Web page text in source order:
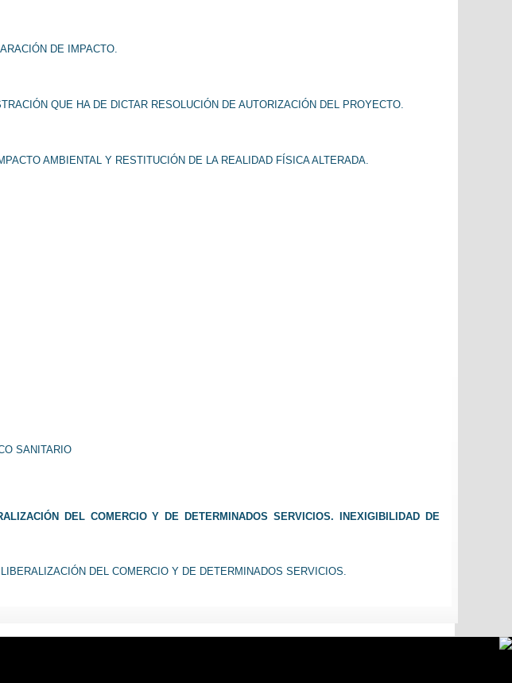
DE IMPACTO.
QUE HA DE DICTAR RESOLUCIÓN DE AUTORIZACIÓN DEL PROYECTO.
AMBIENTAL Y RESTITUCIÓN DE LA REALIDAD FÍSICA ALTERADA.
SANITARIO
DEL COMERCIO Y DE DETERMINADOS SERVICIOS. INEXIGIBILIDAD DE
DEL COMERCIO Y DE DETERMINADOS SERVICIOS.